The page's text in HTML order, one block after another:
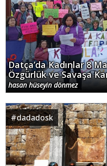
Datça’da Kadınlar 8
Özgürlük ve Savaşa
hasan hüseyin dönmez
#dadadosk